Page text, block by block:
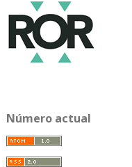
Número actual